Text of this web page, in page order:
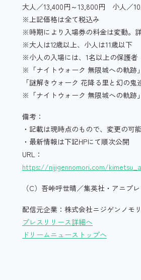
大人／13,400円～13,800円 小人／
※上記価格は全て税込み
※時期により入場券の料金は変動。
※大人は12歳以上、小人は11歳以下
※小人の入場には、1名以上の保護
※「ナイトウォーク 無限城への軌跡
「謎解きウォーク 花降る里と幻の
※「ナイトウォーク 無限城への軌跡
備考：
・記載は現時点のもので、変更の可
・最新情報は下記HPにて順次公開
URL：
https://nijigennomori.com/
（C）吾峠呼世晴／集英社・アニプ
配信元企業：株式会社ニジゲンノモリ
プレスリリース詳細へ
ドリームニューストップへ